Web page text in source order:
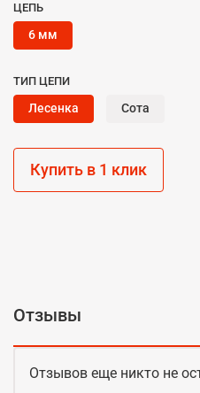
Купить в 1 клик
ЦЕПЬ
6 мм
ТИП ЦЕПИ
Лесенка Сота
Отзывы
Отзывов еще никто не